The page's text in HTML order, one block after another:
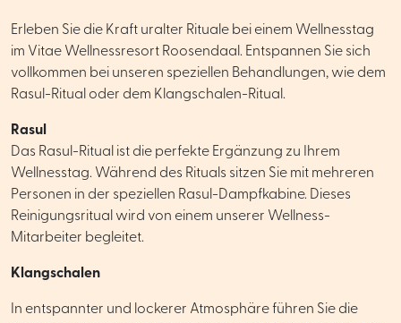
Erleben Sie die Kraft uralter Rituale bei einem Wellnesstag
im Vitae Wellnessresort Roosendaal. Entspannen Sie sich
vollkommen bei unseren speziellen Behandlungen, wie dem
Rasul-Ritual oder dem Klangschalen-Ritual.
Rasul
Das Rasul-Ritual ist die perfekte Ergänzung zu Ihrem
Wellnesstag. Während des Rituals sitzen Sie mit mehreren
Personen in der speziellen Rasul-Dampfkabine. Dieses
Reinigungsritual wird von einem unserer Wellness-
Mitarbeiter begleitet.
Klangschalen
In entspannter und lockerer Atmosphäre führen Sie die